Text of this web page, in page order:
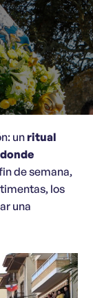
unritual
de semana,
los
una